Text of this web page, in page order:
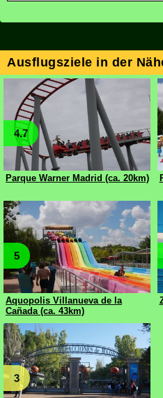
Ausflugsziele in der
4.7
Parque Warner Madrid (ca. 20km)
5
Aquopolis Villanueva de la
Cañada (ca. 43km)
3